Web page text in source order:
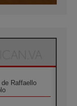
Raffaello